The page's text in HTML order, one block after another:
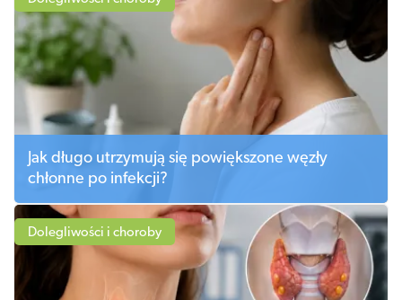
Jak długo utrzymują się powiększone węzły
chłonne po infekcji?
Dolegliwości i choroby